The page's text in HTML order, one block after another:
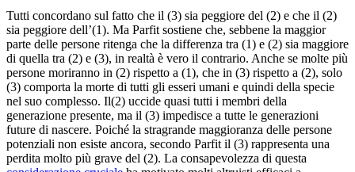
Tutti concordano sul fatto che il (3) sia peggiore del (2) e che il (2)
sia peggiore dell’(1). Ma Parfit sostiene che, sebbene la maggior
parte delle persone ritenga che la differenza tra (1) e (2) sia maggiore
di quella tra (2) e (3), in realtà è vero il contrario. Anche se molte più
persone moriranno in (2) rispetto a (1), che in (3) rispetto a (2), solo
(3) comporta la morte di tutti gli esseri umani e quindi della specie
nel suo complesso. Il(2) uccide quasi tutti i membri della
generazione presente, ma il (3) impedisce a tutte le generazioni
future di nascere. Poiché la stragrande maggioranza delle persone
potenziali non esiste ancora, secondo Parfit il (3) rappresenta una
perdita molto più grave del (2). La consapevolezza di questa